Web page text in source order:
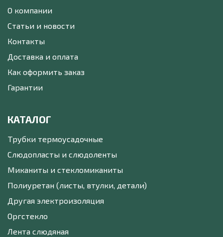
О компании
Статьи и новости
Контакты
Доставка и оплата
Как оформить заказ
Гарантии
КАТАЛОГ
Трубки термоусадочные
Слюдопласты и слюдоленты
Миканиты и стекломиканиты
Полиуретан (листы, втулки, детали)
Другая электроизоляция
Оргстекло
Лента слюдяная